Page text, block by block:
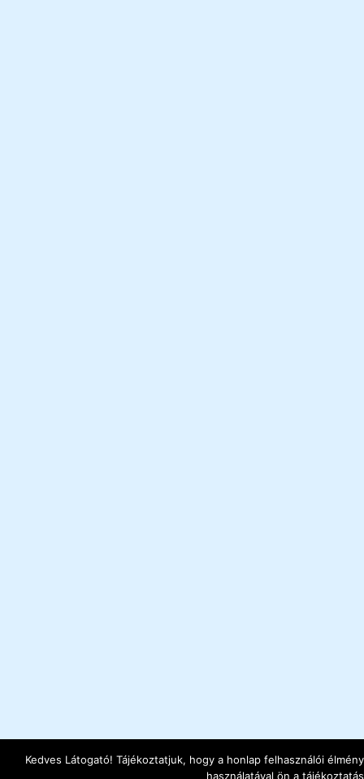
Kedves Látogató! Tájékoztatjuk, hogy a honlap felhasználói
használatával ön a